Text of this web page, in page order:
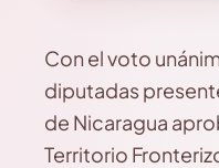
Con el voto
diputadas
de Nicaragua
Territorio